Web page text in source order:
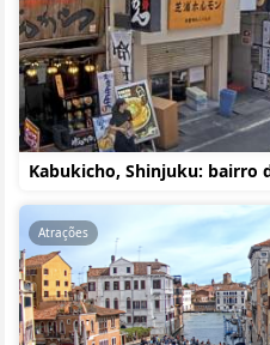
Kabukicho, Shinjuku: bairro
Atrações